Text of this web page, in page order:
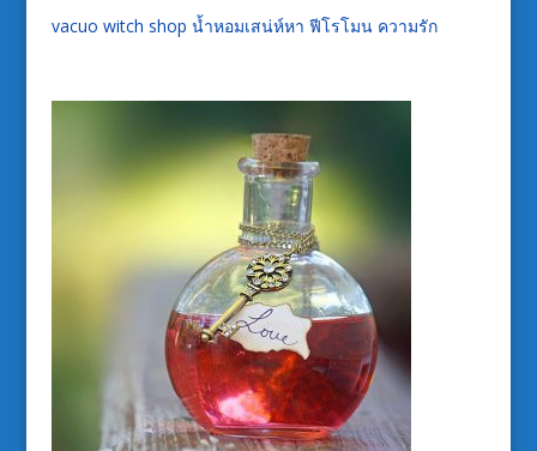
vacuo witch shop น้ำหอมเสน่ห์หา ฟีโรโมน ความรัก